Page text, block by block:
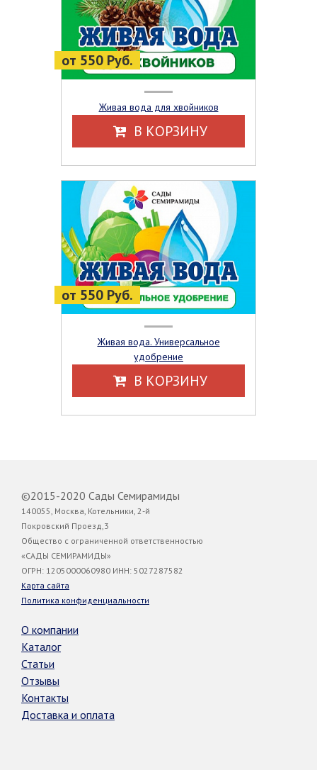
от 550 Руб.
Живая вода для хвойников
В КОРЗИНУ
от 550 Руб.
Живая вода. Универсальное
удобрение
В КОРЗИНУ
©2015-2020 Сады Семирамиды
140055, Москва, Котельники, 2-й
Покровский Проезд,3
Общество с ограниченной ответственностью
«САДЫ СЕМИРАМИДЫ»
ОГРН: 1205000060980 ИНН: 5027287582
Карта сайта
Политика конфиденциальности
О компании
Каталог
Статьи
Отзывы
Контакты
Доставка и оплата